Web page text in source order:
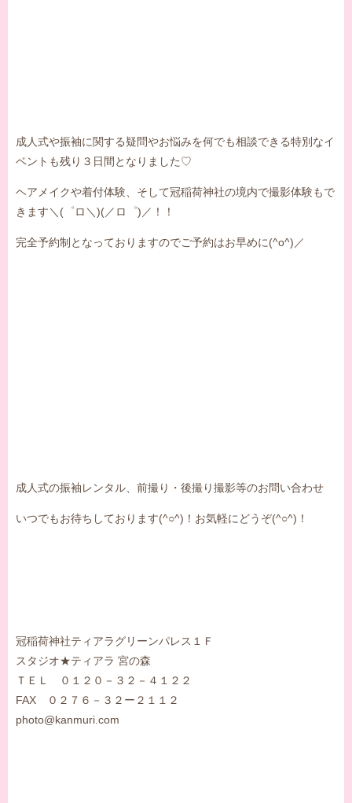
成人式や振袖に関する疑問やお悩みを何でも相談できる特別なイ
ベントも残り３日間となりました♡
ヘアメイクや着付体験、そして冠稲荷神社の境内で撮影体験もで
きます＼(゜ロ＼)(／ロ゜)／！！
完全予約制となっておりますのでご予約はお早めに(^o^)／
成人式の振袖レンタル、前撮り・後撮り撮影等のお問い合わせ
いつでもお待ちしております(^○^)！お気軽にどうぞ(^○^)！
冠稲荷神社ティアラグリーンパレス１Ｆ
スタジオ★ティアラ 宮の森
ＴＥＬ ０１２０－３２－４１２２
FAX ０２７６－３２ー２１１２
photo@kanmuri.com